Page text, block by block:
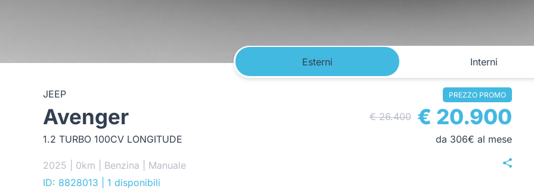
Esterni Interni
JEEP
Avenger
1.2 TURBO 100CV LONGITUDE
2025 | 0km | Benzina | Manuale
ID: 8828013
| 1 disponibili
PREZZO PROMO
€ 26.400 € 20.900
da 306€ al mese